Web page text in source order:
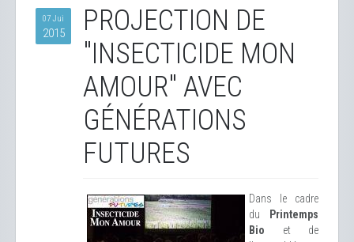
07 Jui
2015
PROJECTION DE
"INSECTICIDE MON
AMOUR" AVEC
GÉNÉRATIONS
FUTURES
Dans le cadre
du
Printemps
Bio et de